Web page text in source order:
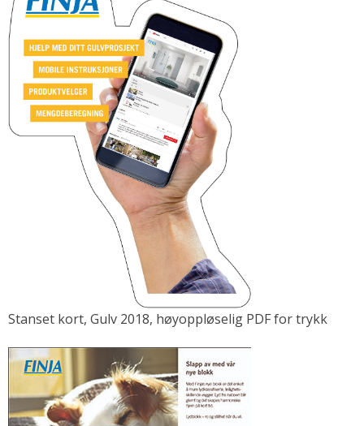
Stanset kort, Gulv 2018, høyoppløselig PDF for trykk